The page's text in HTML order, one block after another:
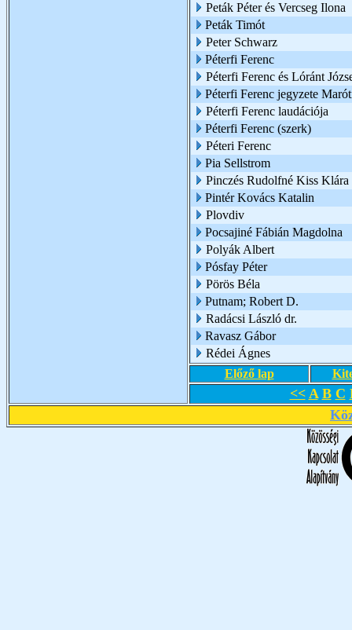
Peták Péter és Vercseg Ilona
Peták Timót
Peter Schwarz
Péterfi Ferenc
Péterfi Ferenc és Lóránt
Péterfi Ferenc jegyzete
Péterfi Ferenc laudációja
Péterfi Ferenc (szerk)
Péteri Ferenc
Pia Sellstrom
Pinczés Rudolfné Kiss Klára
Pintér Kovács Katalin
Plovdiv
Pocsajiné Fábián Magdolna
Polyák Albert
Pósfay Péter
Pörös Béla
Putnam; Robert D.
Radácsi László dr.
Ravasz Gábor
Rédei Ágnes
Előző lap
<< A B C